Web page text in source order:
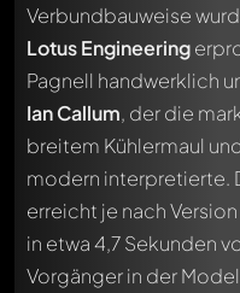
Verbundbauweise
Lotus Engineering
Pagnell handwerklich
Ian Callum, der die
breitem Kühlermaul
modern interpretierte.
erreicht je nach
in etwa 4,7 Sekunden
Vorgänger in der